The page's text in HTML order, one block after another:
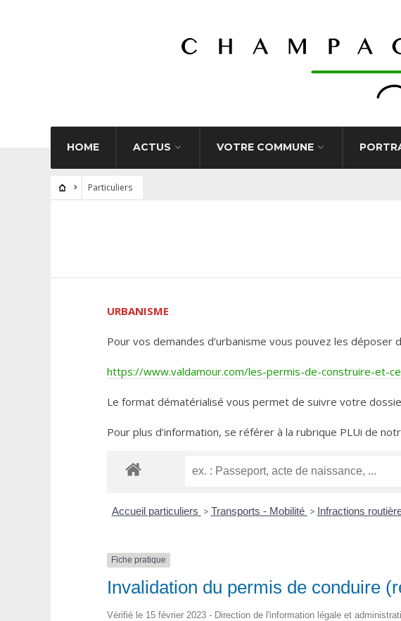
HOME ACTUS VOTRE COMMUNE
Particuliers
URBANISME
Pour vos demandes d’urbanisme vous pouvez les déposer
https://www.valdamour.com/les-permis-de-construire-et-
Le format dématérialisé vous permet de suivre votre
Pour plus d’information, se référer à la rubrique PLUi de
Accueil particuliers > Transports - Mobilité > Infractions
Fiche pratique
Invalidation du permis de conduire
Vérifié le 15 février 2023 - Direction de l'information légale et